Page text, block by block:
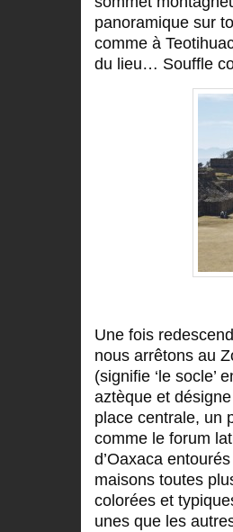
panoramique sur
comme à
du lieu… Souffle
Une fois
nous arrêtons au
(signifie ‘le socle’
aztèque et
place centrale, un
comme le forum
d’Oaxaca
maisons toutes
colorées et
unes que les